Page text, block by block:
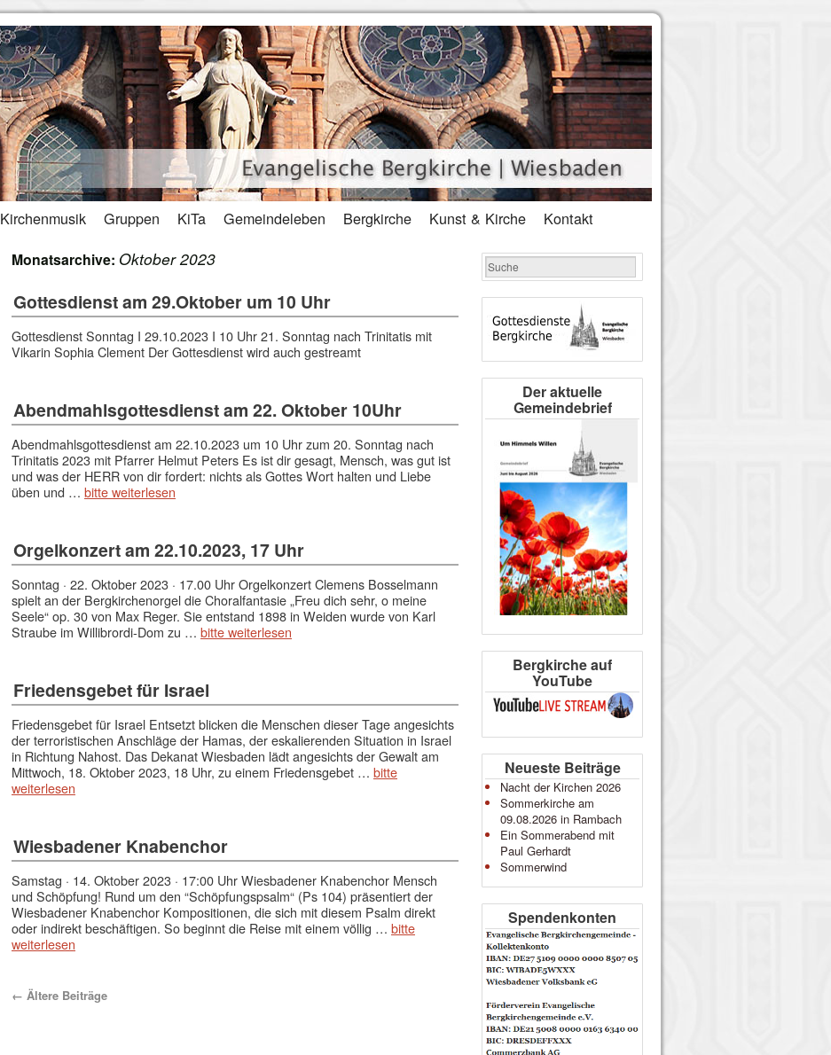
Kirchenmusik Gruppen KiTa Gemeindeleben Bergkirche Kunst & Kirche Kontakt
Monatsarchive: Oktober 2023
Gottesdienst am 29.Oktober um 10 Uhr
Gottesdienst Sonntag I 29.10.2023 I 10 Uhr 21. Sonntag nach Trinitatis mit
Vikarin Sophia Clement Der Gottesdienst wird auch gestreamt
Abendmahlsgottesdienst am 22. Oktober 10Uhr
Abendmahlsgottesdienst am 22.10.2023 um 10 Uhr zum 20. Sonntag nach
Trinitatis 2023 mit Pfarrer Helmut Peters Es ist dir gesagt, Mensch, was gut ist
und was der HERR von dir fordert: nichts als Gottes Wort halten und Liebe
üben und … bitte weiterlesen
Orgelkonzert am 22.10.2023, 17 Uhr
Sonntag · 22. Oktober 2023 · 17.00 Uhr Orgelkonzert Clemens Bosselmann
spielt an der Bergkirchenorgel die Choralfantasie „Freu dich sehr, o meine
Seele“ op. 30 von Max Reger. Sie entstand 1898 in Weiden wurde von Karl
Straube im Willibrordi-Dom zu … bitte weiterlesen
Friedensgebet für Israel
Friedensgebet für Israel Entsetzt blicken die Menschen dieser Tage angesichts
der terroristischen Anschläge der Hamas, der eskalierenden Situation in Israel
in Richtung Nahost. Das Dekanat Wiesbaden lädt angesichts der Gewalt am
Mittwoch, 18. Oktober 2023, 18 Uhr, zu einem Friedensgebet … bitte
weiterlesen
Wiesbadener Knabenchor
Samstag · 14. Oktober 2023 · 17:00 Uhr Wiesbadener Knabenchor Mensch
und Schöpfung! Rund um den “Schöpfungspsalm“ (Ps 104) präsentiert der
Wiesbadener Knabenchor Kompositionen, die sich mit diesem Psalm direkt
oder indirekt beschäftigen. So beginnt die Reise mit einem völlig … bitte
weiterlesen
← Ältere Beiträge
Der aktuelle
Gemeindebrief
Bergkirche auf
YouTube
Neueste Beiträge
Nacht der Kirchen 2026
Sommerkirche am
09.08.2026 in Rambach
Ein Sommerabend mit
Paul Gerhardt
Sommerwind
Spendenkonten